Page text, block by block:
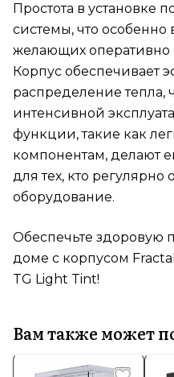
Простота в установке
системы, что
желающих оперативно
Корпус обеспечивает
распределение тепла,
интенсивной
функции, такие как
компонентам, делают
для тех, кто регулярно
оборудование.
Обеспечьте здоровую
доме с корпусом
TG Light Tint!
Вам также может